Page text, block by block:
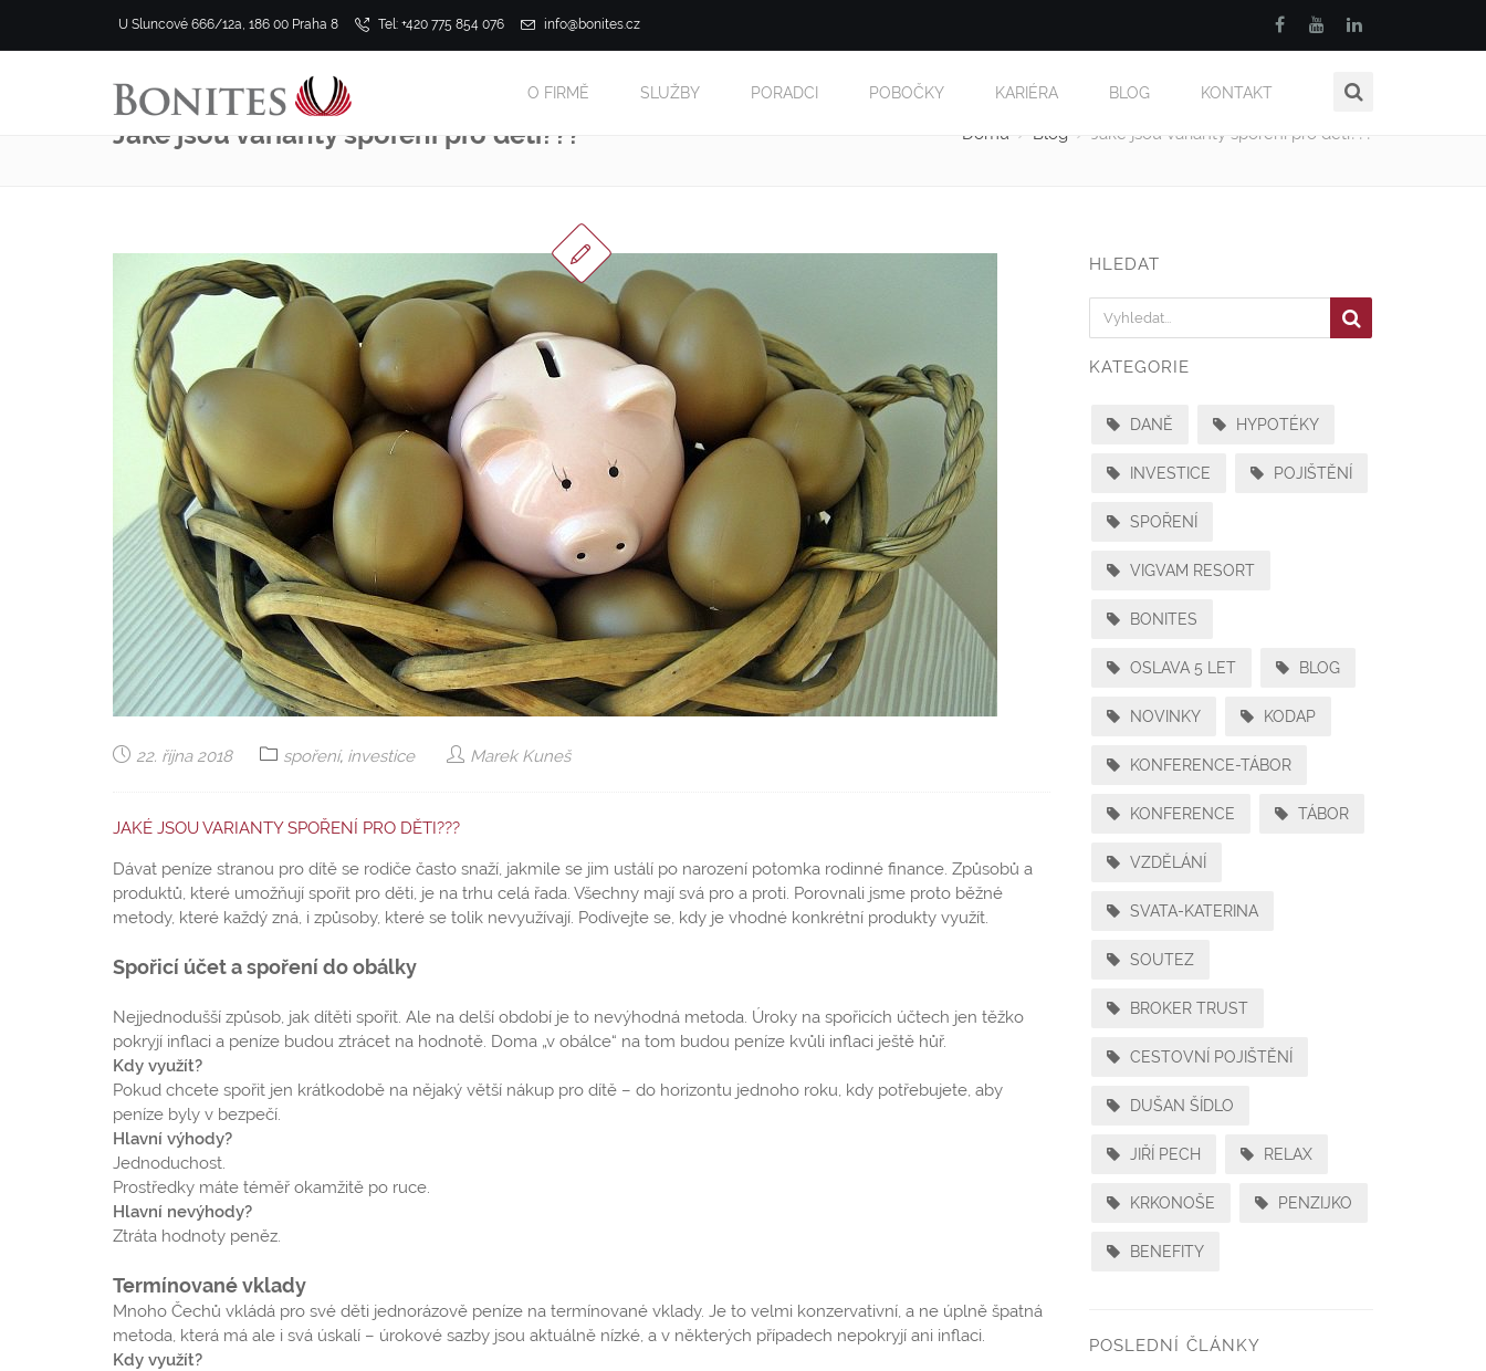
U Sluncové 666/12a, 186 00 Praha 8 Tel: +420 775 854 076 info@bonites.cz
O FIRMĚ SLUŽBY PORADCI POBOČKY KARIÉRA BLOG KONTAKT
Jaké jsou varianty spoření pro děti??? Domů Blog Jaké jsou varianty spoření pro děti???
22. října 2018 spoření, investice Marek Kuneš
JAKÉ JSOU VARIANTY SPOŘENÍ PRO DĚTI???
Dávat peníze stranou pro dítě se rodiče často snaží, jakmile se jim ustálí po narození potomka rodinné finance. Způsobů a
produktů, které umožňují spořit pro děti, je na trhu celá řada. Všechny mají svá pro a proti. Porovnali jsme proto běžné
metody, které každý zná, i způsoby, které se tolik nevyužívají. Podívejte se, kdy je vhodné konkrétní produkty využít.
Spořicí účet a spoření do obálky
Nejjednodušší způsob, jak dítěti spořit. Ale na delší období je to nevýhodná metoda. Úroky na spořicích účtech jen těžko
pokryjí inflaci a peníze budou ztrácet na hodnotě. Doma „v obálce“ na tom budou peníze kvůli inflaci ještě hůř.
Kdy využít?
Pokud chcete spořit jen krátkodobě na nějaký větší nákup pro dítě – do horizontu jednoho roku, kdy potřebujete, aby
peníze byly v bezpečí.
Hlavní výhody?
Jednoduchost.
Prostředky máte téměř okamžitě po ruce.
Hlavní nevýhody?
Ztráta hodnoty peněz.
Termínované vklady
Mnoho Čechů vkládá pro své děti jednorázově peníze na termínované vklady. Je to velmi konzervativní, a ne úplně špatná
metoda, která má ale i svá úskalí – úrokové sazby jsou aktuálně nízké, a v některých případech nepokryjí ani inflaci.
Kdy využít?
HLEDAT
KATEGORIE
DANĚ HYPOTÉKY
INVESTICE POJIŠTĚNÍ
SPOŘENÍ
VIGVAM RESORT
BONITES
OSLAVA 5 LET BLOG
NOVINKY KODAP
KONFERENCE-TÁBOR
KONFERENCE TÁBOR
VZDĚLÁNÍ
SVATA-KATERINA
SOUTEZ
BROKER TRUST
CESTOVNÍ POJIŠTĚNÍ
DUŠAN ŠÍDLO
JIŘÍ PECH RELAX
KRKONOŠE PENZIJKO
BENEFITY
POSLEDNÍ ČLÁNKY